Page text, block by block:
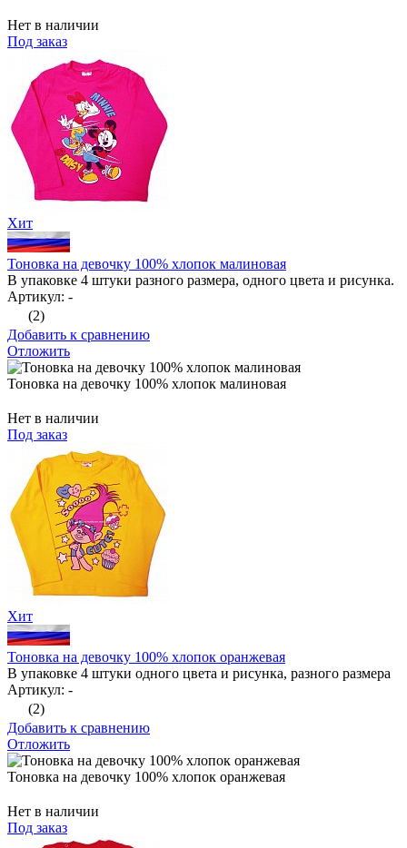
Нет в наличии
Под заказ
Хит
Тоновка на девочку 100% хлопок малиновая
В упаковке 4 штуки разного размера, одного цвета и рисунка.
Артикул: -
(2)
Добавить к сравнению
Отложить
Тоновка на девочку 100% хлопок малиновая
Нет в наличии
Под заказ
Хит
Тоновка на девочку 100% хлопок оранжевая
В упаковке 4 штуки одного цвета и рисунка, разного размера
Артикул: -
(2)
Добавить к сравнению
Отложить
Тоновка на девочку 100% хлопок оранжевая
Нет в наличии
Под заказ